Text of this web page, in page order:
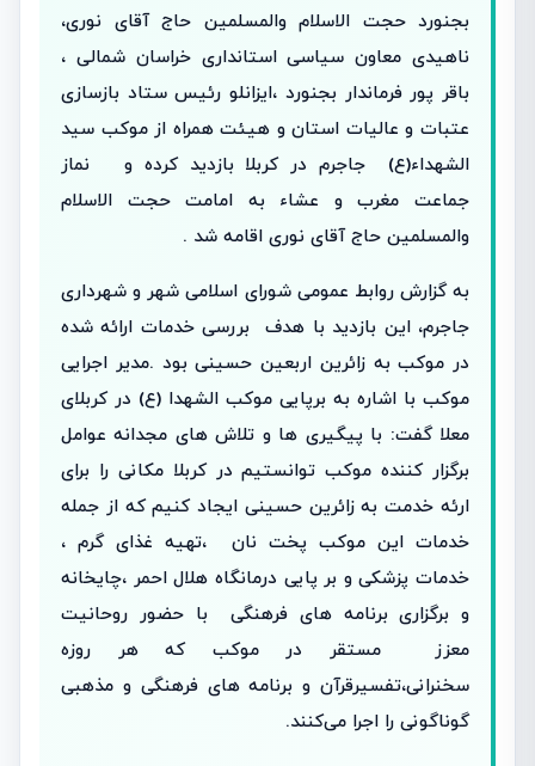
بجنورد حجت الاسلام والمسلمین حاج آقای نوری،
ناهیدی معاون سیاسی استانداری خراسان شمالی ،
باقر پور فرماندار بجنورد ،ایزانلو رئیس ستاد بازسازی
عتبات و عالیات استان و هیئت همراه از موکب سید
الشهداء(ع) جاجرم در کربلا بازدید کرده و نماز
جماعت مغرب و عشاء به امامت حجت الاسلام
والمسلمین حاج آقای نوری اقامه شد .
به گزارش روابط عمومی شورای اسلامی شهر و شهرداری
جاجرم، این بازدید با هدف بررسی خدمات ارائه شده
در موکب به زائرین اربعین حسینی بود .مدیر اجرایی
موکب با اشاره به برپایی موکب الشهدا (ع) در کربلای
معلا گفت: با پیگیری ها و تلاش های مجدانه عوامل
برگزار کننده موکب توانستیم در کربلا مکانی را برای
ارئه خدمت به زائرین حسینی ایجاد کنیم که از جمله
خدمات این موکب پخت نان ،تهیه غذای گرم ،
خدمات پزشکی و بر پایی درمانگاه هلال احمر ،چایخانه
و برگزاری برنامه های فرهنگی با حضور روحانیت
معزز مستقر در موکب که هر روزه
سخنرانی،تفسیرقرآن و برنامه های فرهنگی و مذهبی
گوناگونی را اجرا می‌کنند.